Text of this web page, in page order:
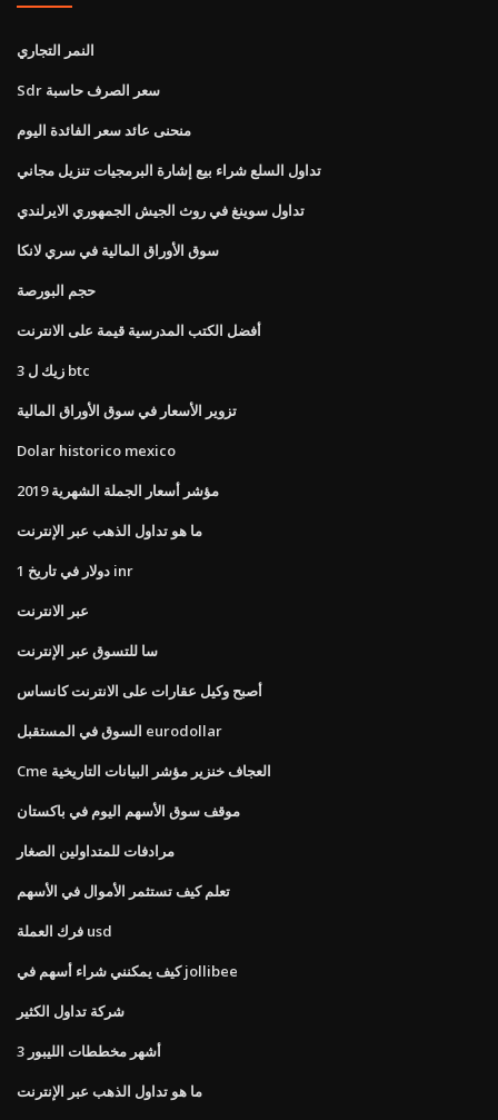
النمر التجاري
Sdr سعر الصرف حاسبة
منحنى عائد سعر الفائدة اليوم
تداول السلع شراء بيع إشارة البرمجيات تنزيل مجاني
تداول سوينغ في روث الجيش الجمهوري الايرلندي
سوق الأوراق المالية في سري لانكا
حجم البورصة
أفضل الكتب المدرسية قيمة على الانترنت
3 زيك ل btc
تزوير الأسعار في سوق الأوراق المالية
Dolar historico mexico
مؤشر أسعار الجملة الشهرية 2019
ما هو تداول الذهب عبر الإنترنت
1 دولار في تاريخ inr
عبر الانترنت
سا للتسوق عبر الإنترنت
أصبح وكيل عقارات على الانترنت كانساس
السوق في المستقبل eurodollar
Cme العجاف خنزير مؤشر البيانات التاريخية
موقف سوق الأسهم اليوم في باكستان
مرادفات للمتداولين الصغار
تعلم كيف تستثمر الأموال في الأسهم
فرك العملة usd
كيف يمكنني شراء أسهم في jollibee
شركة تداول الكثير
3 أشهر مخططات الليبور
ما هو تداول الذهب عبر الإنترنت